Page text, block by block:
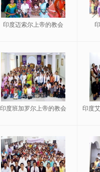
印度迈索尔上帝的教会
印度班加罗尔上帝的教会 印度